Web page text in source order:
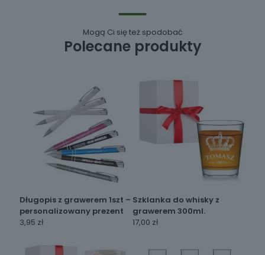
Polecane produkty
Mogą Ci się też spodobać
Długopis z grawerem 1szt –
personalizowany prezent
3,95 zł
Szklanka do whisky z
grawerem 300ml.
17,00 zł